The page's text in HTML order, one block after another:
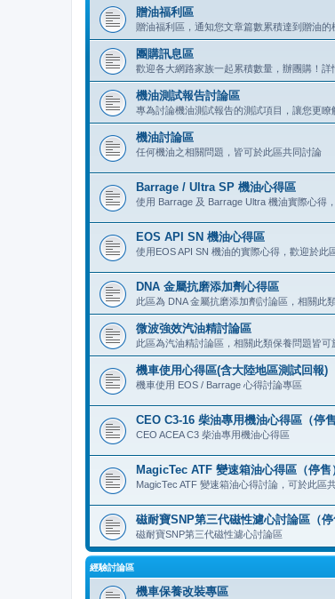
贈油福利區
贈油福利區，通知您文章篇數累積達到贈油的
團購訊息區
歡迎各大網路家族一起累積數量，辦團購！詳
機油測試報告討論區
專為討論機油測試報告的測試項目，讓您更瞭
機油討論區
任何機油之相關問題，皆可於此區共同討論
Barrage / Ultra SP 機油心得區
使用 Barrage 及 Barrage Ultra 機油實際心得
EOS API SN 機油心得區
使用EOS API SN 機油的實際心得，歡迎於此
DNA 金屬抗磨添加劑心得區
此區為 DNA 金屬抗磨添加劑討論區，相關此
微波強效汽油精討論區
此區為汽油精討論區，相關此類保養問題皆可
機車使用心得區(含大陸地區測試回報)
機車使用 EOS / Barrage 心得討論專區
CEO C3-16 柴油專用機油心得區（停售
CEO ACEA C3 柴油專用機油心得區
MagicTec ATF 變速箱油心得區（停售
MagicTec ATF 變速箱油心得討論，可於此區
磁耐寶SNP第三代磁性濾心討論區（停
磁耐寶SNP第三代磁性濾心討論區
經驗討論區
機車保養改裝專區